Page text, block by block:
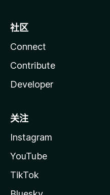
社区
Connect
Contribute
Developer
关注
Instagram
YouTube
TikTok